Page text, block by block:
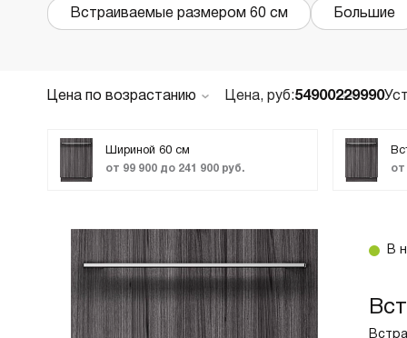
Встраиваемые размером 60 см Большие
Цена по возрастанию
Новинки
Акции и Скидки
Цена, руб:54900229990
Шириной 60 см
от 99 900 до 241 900 руб. от
Код: 2066757
Встраиваемая посудомоечная машина Asko
DFI544D оснащена системой защиты от
протечек Aqua Safe™. При запуске программы
В